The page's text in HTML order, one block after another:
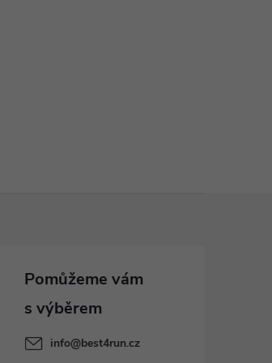
info@best4run.cz